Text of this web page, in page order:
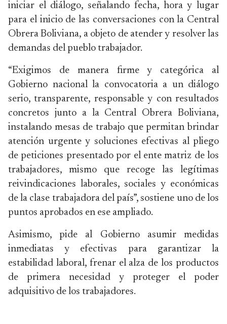
iniciar el diálogo, señalando fecha, hora y lugar
para el inicio de las conversaciones con la Central
Obrera Boliviana, a objeto de atender y resolver las
demandas del pueblo trabajador.
“Exigimos de manera firme y categórica al
Gobierno nacional la convocatoria a un diálogo
serio, transparente, responsable y con resultados
concretos junto a la Central Obrera Boliviana,
instalando mesas de trabajo que permitan brindar
atención urgente y soluciones efectivas al pliego
de peticiones presentado por el ente matriz de los
trabajadores, mismo que recoge las legítimas
reivindicaciones laborales, sociales y económicas
de la clase trabajadora del país”, sostiene uno de los
puntos aprobados en ese ampliado.
Asimismo, pide al Gobierno asumir medidas
inmediatas y efectivas para garantizar la
estabilidad laboral, frenar el alza de los productos
de primera necesidad y proteger el poder
adquisitivo de los trabajadores.